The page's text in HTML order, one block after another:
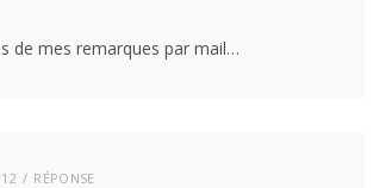
de mes remarques par mail…
RÉPONSE